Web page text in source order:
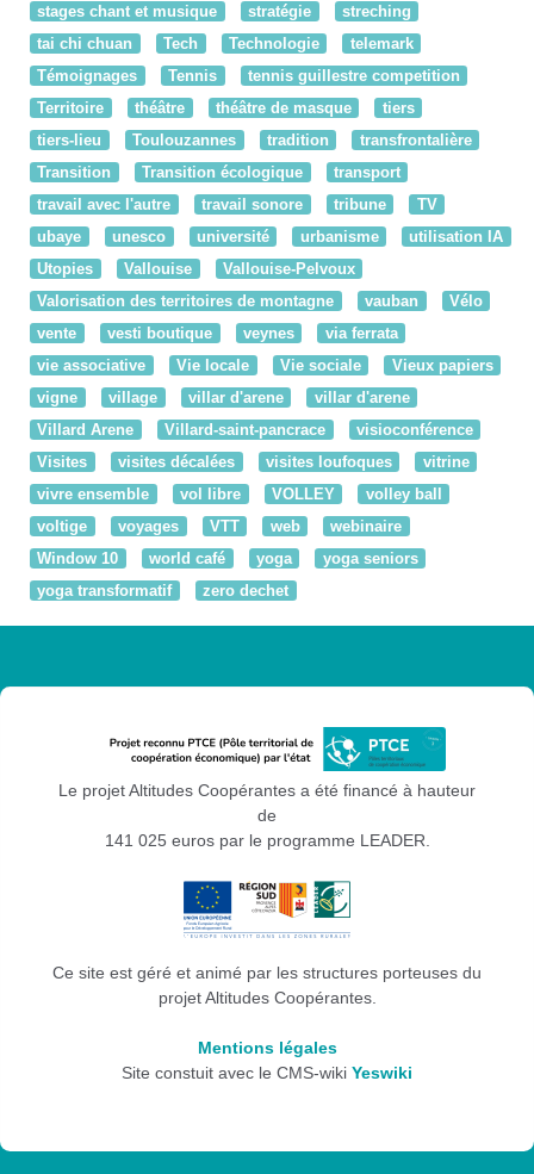
stages chant et musique
stratégie
streching
tai chi chuan
Tech Technologie
telemark
Témoignages
Tennis
tennis guillestre competition
Territoire
théâtre théâtre de masque
tiers
tiers-lieu
Toulouzannes tradition
transfrontalière
Transition
Transition écologique
transport
travail avec l'autre
travail sonore tribune
TV
ubaye
unesco université urbanisme
utilisation IA
Utopies
Vallouise
Vallouise-Pelvoux
Valorisation des territoires de montagne
vauban
Vélo
vente
vesti boutique veynes
via ferrata
vie associative
Vie locale Vie sociale
Vieux papiers
vigne
village villar d'arene
villar d'arene
Villard Arene
Villard-saint-pancrace
visioconférence
Visites
visites décalées visites loufoques
vitrine
vivre ensemble
vol libre VOLLEY
volley ball
voltige
voyages VTT web
webinaire
Window 10
world café yoga
yoga seniors
yoga transformatif
zero dechet
Le projet Altitudes Coopérantes a été financé à hauteur
de
141 025 euros par le programme LEADER.
Ce site est géré et animé par les structures porteuses du
projet Altitudes Coopérantes.
Mentions légales
Site constuit avec le CMS-wiki Yeswiki